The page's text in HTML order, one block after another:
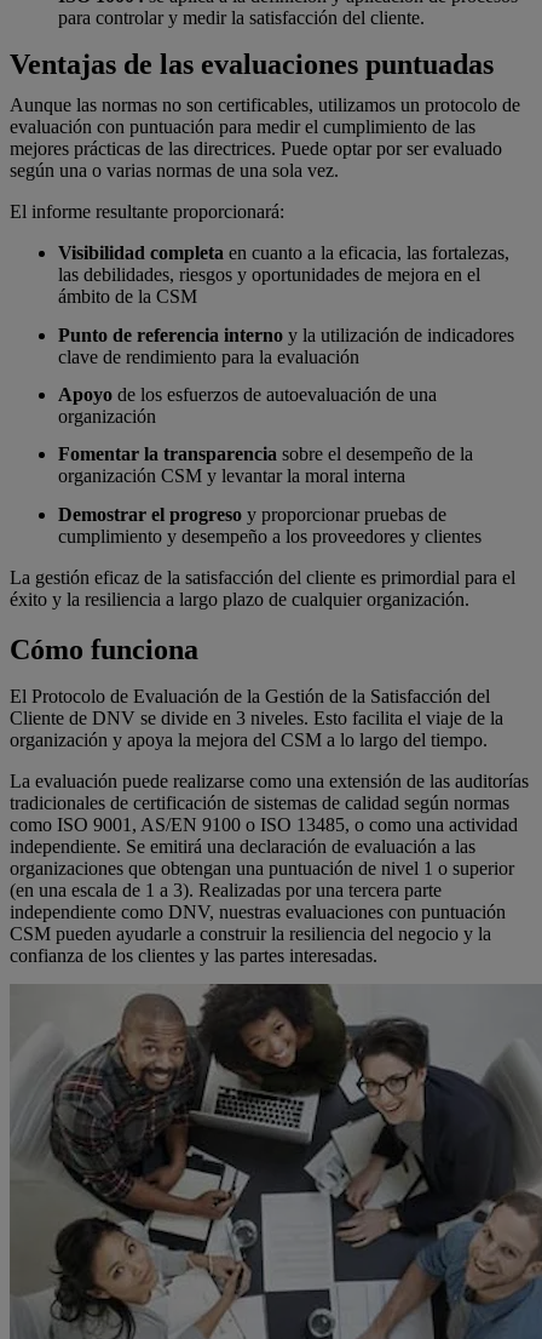
para controlar y medir la satisfacción del cliente.
Ventajas de las evaluaciones puntuadas
Aunque las normas no son certificables, utilizamos un protocolo de
evaluación con puntuación para medir el cumplimiento de las
mejores prácticas de las directrices. Puede optar por ser evaluado
según una o varias normas de una sola vez.
El informe resultante proporcionará:
Visibilidad completa en cuanto a la eficacia, las fortalezas,
las debilidades, riesgos y oportunidades de mejora en el
ámbito de la CSM
Punto de referencia interno y la utilización de indicadores
clave de rendimiento para la evaluación
Apoyo de los esfuerzos de autoevaluación de una
organización
Fomentar la transparencia sobre el desempeño de la
organización CSM y levantar la moral interna
Demostrar el progreso y proporcionar pruebas de
cumplimiento y desempeño a los proveedores y clientes
La gestión eficaz de la satisfacción del cliente es primordial para el
éxito y la resiliencia a largo plazo de cualquier organización.
Cómo funciona
El Protocolo de Evaluación de la Gestión de la Satisfacción del
Cliente de DNV se divide en 3 niveles. Esto facilita el viaje de la
organización y apoya la mejora del CSM a lo largo del tiempo.
La evaluación puede realizarse como una extensión de las auditorías
tradicionales de certificación de sistemas de calidad según normas
como ISO 9001, AS/EN 9100 o ISO 13485, o como una actividad
independiente. Se emitirá una declaración de evaluación a las
organizaciones que obtengan una puntuación de nivel 1 o superior
(en una escala de 1 a 3). Realizadas por una tercera parte
independiente como DNV, nuestras evaluaciones con puntuación
CSM pueden ayudarle a construir la resiliencia del negocio y la
confianza de los clientes y las partes interesadas.